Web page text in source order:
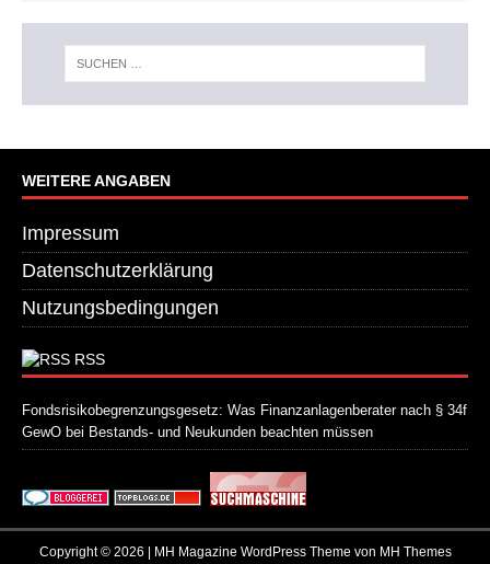
WEITERE ANGABEN
Impressum
Datenschutzerklärung
Nutzungsbedingungen
RSS
Fondsrisikobegrenzungsgesetz: Was Finanzanlagenberater nach § 34f
GewO bei Bestands- und Neukunden beachten müssen
Copyright © 2026 | MH Magazine WordPress Theme von MH Themes